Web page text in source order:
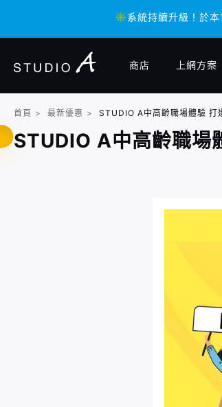
✳️系統持續升級！於本
✳️系統持續升級！於本
商店 上網方案
首頁 > 最新優惠 > STUDIO A中高齡職場體驗 打
STUDIO A中高齡職場